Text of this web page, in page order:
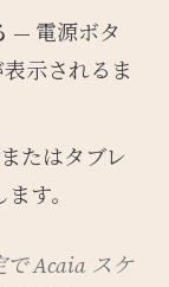
— 電源ボタ
示されるま
たはタブレ
す。
で Acaia スケ